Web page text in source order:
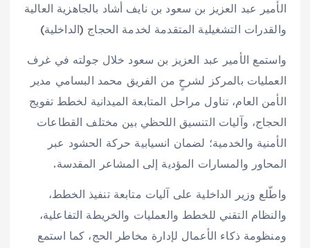
الأمير عبد العزيز بن سعود بن نايف أشاد بالجاهزية العالية
والقدرات التشغيلية المتقدمة لخدمة الحجاج (الداخلية)
واستمع الأمير عبد العزيز بن سعود خلال جولته في غرف
العمليات بالمركز لشرحٍ من الفريق محمد البسامي مدير
الأمن العام، تناول مراحل المتابعة الميدانية لخطط تفويج
الحجاج، وآليات التنسيق اللحظي بين مختلف القطاعات
الأمنية والخدمية؛ لضمان انسيابية حركة الحشود عبر
المحاور والمسارات المؤدية إلى المشاعر المقدسة.
واطّلع وزير الداخلية على آليات متابعة تنفيذ الخطط،
والنظام التقني للخطط والعمليات والخريطة التفاعلية،
ومنظومة ذكاء الأعمال لإدارة مخاطر الحج، كما استمع